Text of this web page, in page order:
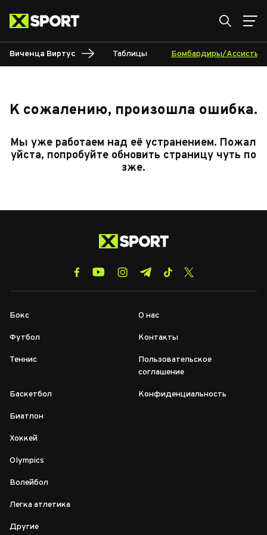
Виченца Виртус Таблицы Бомбардиры/Ассисты
К сожалению, произошла ошибка.
Мы уже работаем над её устранением. Пожал
уйста, попробуйте обновить страницу чуть по
зже.
Бокс
Футбол
Теннис
Баскетбол
Биатлон
Хоккей
Olympics
Волейбол
Легка атлетика
Другие
О нас
Контакты
Пользовательское
соглашение
Конфиденциальность